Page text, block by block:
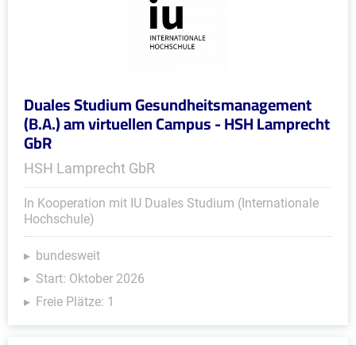
Duales Studium Gesundheitsmanagement
(B.A.) am virtuellen Campus - HSH Lamprecht
GbR
HSH Lamprecht GbR
In Kooperation mit IU Duales Studium (Internationale
Hochschule)
bundesweit
Start: Oktober 2026
Freie Plätze: 1